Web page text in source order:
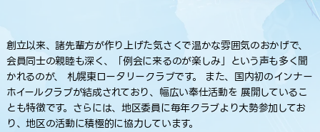
創立以来、諸先輩方が作り上げた気さくで温かな雰囲気のおかげで、
会員同士の親睦も深く、「例会に来るのが楽しみ」という声も多く聞
かれるのが、
札幌東ロータリークラブです。
また、国内初のインナー
ホイールクラブが結成されており、幅広い奉仕活動を 展開しているこ
とも特徴です。さらには、地区委員に毎年クラブより大勢参加してお
り、地区の活動に積極的に協力しています。